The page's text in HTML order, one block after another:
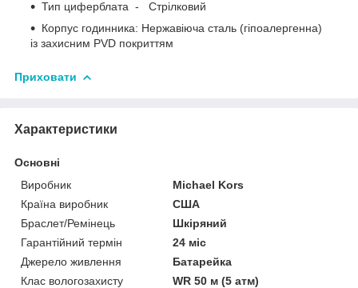
Тип циферблата - Стрілковий
Корпус годинника: Нержавіюча сталь (гіпоалергенна)
із захисним PVD покриттям
Приховати
Характеристики
Основні
Виробник
Michael Kors
Країна виробник
США
Браслет/Ремінець
Шкіряний
Гарантійний термін
24 міс
Джерело живлення
Батарейка
Клас вологозахисту
WR 50 м (5 атм)